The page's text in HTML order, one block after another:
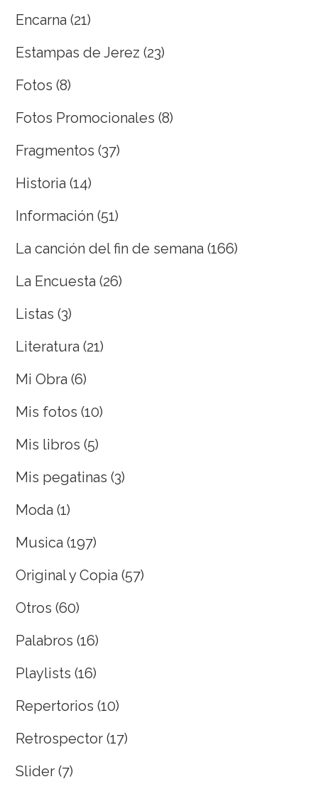
Encarna (21)
Estampas de Jerez (23)
Fotos (8)
Fotos Promocionales (8)
Fragmentos (37)
Historia (14)
Información (51)
La canción del fin de semana (166)
La Encuesta (26)
Listas (3)
Literatura (21)
Mi Obra (6)
Mis fotos (10)
Mis libros (5)
Mis pegatinas (3)
Moda (1)
Musica (197)
Original y Copia (57)
Otros (60)
Palabros (16)
Playlists (16)
Repertorios (10)
Retrospector (17)
Slider (7)